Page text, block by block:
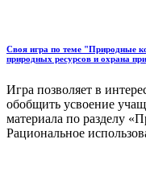
Своя игра по теме "Природные
природных ресурсов и охрана
Игра позволяет в
обобщить усвоение
материала по разделу
Рациональное